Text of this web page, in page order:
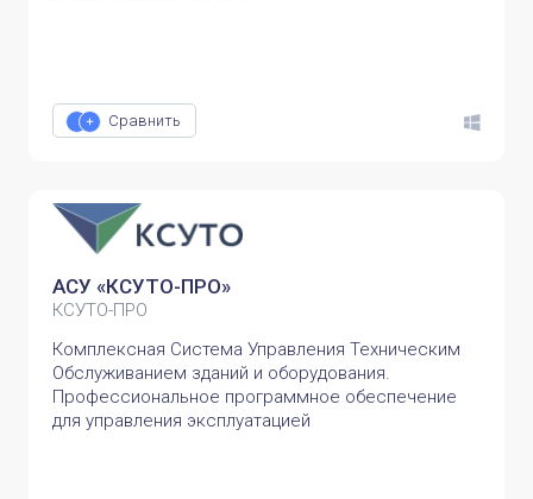
Сравнить
АСУ «КСУТО-ПРО»
КСУТО-ПРО
Комплексная Система Управления Техническим
Обслуживанием зданий и оборудования.
Профессиональное программное обеспечение
для управления эксплуатацией